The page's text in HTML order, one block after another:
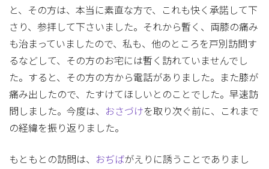
と、その方は、本当に素直な方で、これも快く承諾して下
さり、参拝して下さいました。それから暫く、両膝の痛み
も治まっていましたので、私も、他のところを戸別訪問す
るなどして、その方のお宅には暫く訪れていませんでし
た。すると、その方の方から電話がありました。また膝が
痛み出したので、たすけてほしいとのことでした。早速訪
問しました。今度は、
おさづけを取り次ぐ前に、これまで
の経緯を振り返りました。
もともとの訪問は、 おぢばがえりに誘うことでありまし